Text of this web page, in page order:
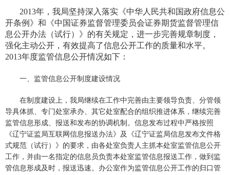
2013年，我局坚持深入落实《中华人民共和国政府信息公
开条例》和《中国证券监督管理委员会证券期货监督管理信
息公开办法（试行）》的有关规定，进一步完善规章制度，
强化主动公开，有效提高了信息公开工作的质量和水平。
2013年度监管信息公开情况如下：
一、监管信息公开制度建设情况
在制度建设上，我局继续在工作中完善由主要领导负责、分管领
导具体抓、专门处室承办、其它处室配合的组织推进体系，继续完善
监管信息形成、报送和发布的协调机制。信息发布过程中严格按照
《辽宁证监局互联网信息报送办法》及《辽宁证监局信息发布文件格
式规范（试行）》的要求，由各处室负责人主抓本处室监管信息公开
工作，并由一名指定的信息员负责本处室监管信息报送工作，做到监
管信息形成及时，报送迅速。办公室作为监管信息公开工作的归口管